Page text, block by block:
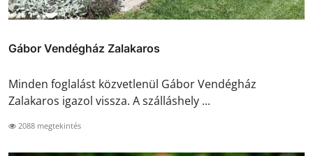
Gábor Vendégház Zalakaros
Minden foglalást közvetlenül Gábor Vendégház
Zalakaros igazol vissza. A szálláshely ...
2088 megtekintés